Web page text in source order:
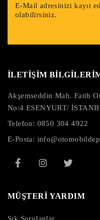
E-Mail adresinizi kayıt
olabilirsiniz.
İLETİŞİM
Akşemseddin Mah. Fatih
No:4 ESENYURT/
Telefon: 0850 304 4922
E-Posta:
MÜŞTERİ YARDIM